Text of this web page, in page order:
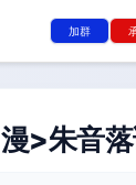
加群
>朱音